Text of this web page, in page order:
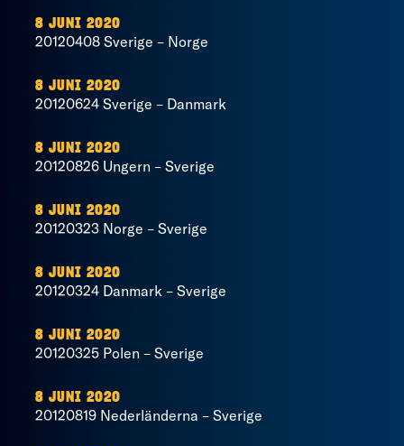
8 JUNI 2020
20120408 Sverige – Norge
8 JUNI 2020
20120624 Sverige – Danmark
8 JUNI 2020
20120826 Ungern – Sverige
8 JUNI 2020
20120323 Norge – Sverige
8 JUNI 2020
20120324 Danmark – Sverige
8 JUNI 2020
20120325 Polen – Sverige
8 JUNI 2020
20120819 Nederländerna – Sverige